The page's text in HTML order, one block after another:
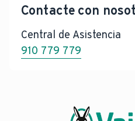
Contacte con
Central de Asistencia
910 779 779